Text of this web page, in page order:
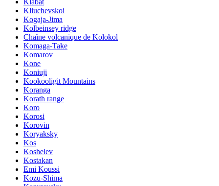
Kliuchevskoi
Kogaja-Jima
Kolbeinsey ridge
Chaîne volcanique de Kolokol
Komaga-Take
Komarov
Kone
Koniuji
Kookooligit Mountains
Koranga
Korath range
Koro
Korosi
Korovin
Koryaksky
Kos
Koshelev
Kostakan
Emi Koussi
Kozu-Shima